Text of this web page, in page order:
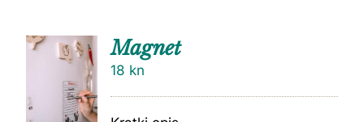
DODAJ
Magnet
18 kn